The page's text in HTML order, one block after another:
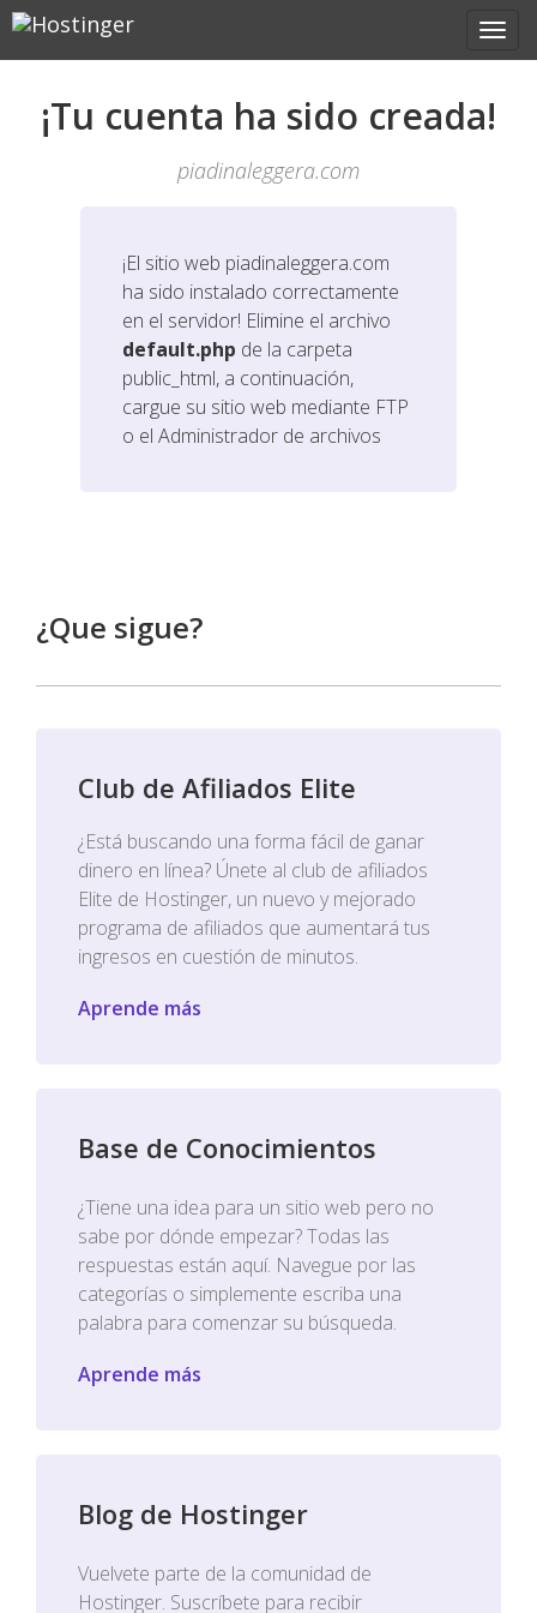
¡Tu cuenta ha sido creada!
piadinaleggera.com
¡El sitio web piadinaleggera.com
ha sido instalado correctamente
en el servidor! Elimine el archivo
default.php de la carpeta
public_html, a continuación,
cargue su sitio web mediante FTP
o el Administrador de archivos
¿Que sigue?
Club de Afiliados Elite
¿Está buscando una forma fácil de ganar
dinero en línea? Únete al club de afiliados
Elite de Hostinger, un nuevo y mejorado
programa de afiliados que aumentará tus
ingresos en cuestión de minutos.
Aprende más
Base de Conocimientos
¿Tiene una idea para un sitio web pero no
sabe por dónde empezar? Todas las
respuestas están aquí. Navegue por las
categorías o simplemente escriba una
palabra para comenzar su búsqueda.
Aprende más
Blog de Hostinger
Vuelvete parte de la comunidad de
Hostinger. Suscríbete para recibir